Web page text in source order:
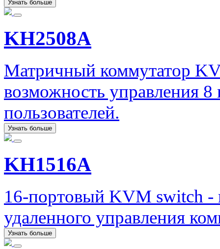
Узнать больше
KH2508A
Матричный коммутатор
возможность управления
пользователей.
Узнать больше
KH1516A
16-портовый KVM switch -
удаленного управления
Узнать больше